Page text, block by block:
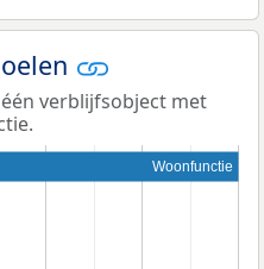
verblijfsobject met
Woonfunctie